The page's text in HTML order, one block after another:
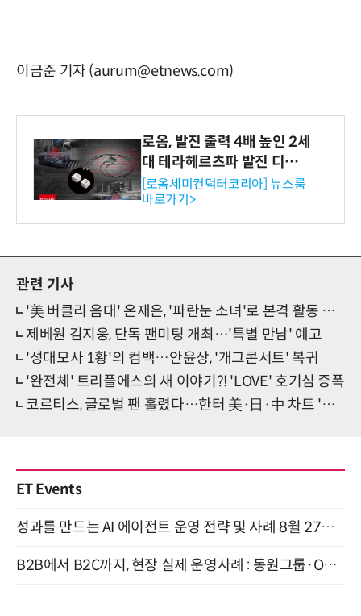
이금준 기자 (aurum@etnews.com)
로옴, 발진 출력 4배 높인 2세
대 테라헤르츠파 발진 디바이
스 개발
[로옴세미컨덕터코리아] 뉴스룸
바로가기>
관련 기사
'美 버클리 음대' 온재은, '파란눈 소녀'로 본격 활동 선언
제베원 김지웅, 단독 팬미팅 개최…'특별 만남' 예고
'성대모사 1황'의 컴백…안윤상, '개그콘서트' 복귀
'완전체' 트리플에스의 새 이야기?! 'LOVE' 호기심 증폭
코르티스, 글로벌 팬 홀렸다…한터 美·日·中 차트 '석권'
ET Events
성과를 만드는 AI 에이전트 운영 전략 및 사례 8월 27일 개최
B2B에서 B2C까지, 현장 실제 운영사례 : 동원그룹·OCI·다이닝브랜즈그룹·당근 (8/27)